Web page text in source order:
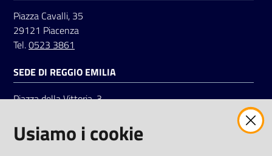
Piazza Cavalli, 35
29121 Piacenza
Tel.0523 3861
SEDE DI REGGIO EMILIA
Piazza della Vittoria, 3
Tel.0522 7961
Usiamo i cookie